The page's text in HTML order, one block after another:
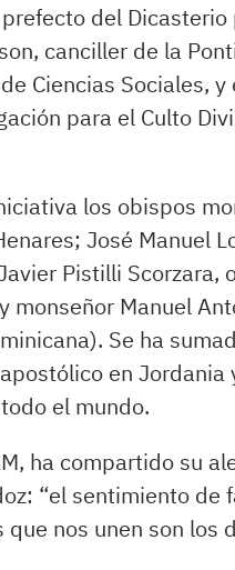
del
canciller de la
Ciencias Sociales,
para el Culto
los obispos
José Manuel
Pistilli Scorzara,
Manuel
Se ha
en Jordania
el mundo.
ha compartido su
“el sentimiento de
nos unen son los